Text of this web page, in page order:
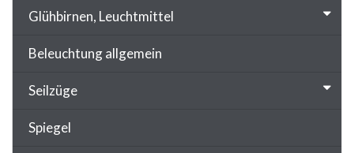
Glühbirnen, Leuchtmittel
Beleuchtung allgemein
Seilzüge
Spiegel